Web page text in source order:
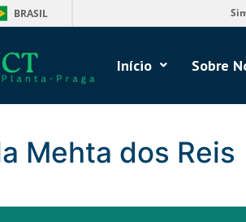
BRASIL
Início Sobre
Mehta dos Reis